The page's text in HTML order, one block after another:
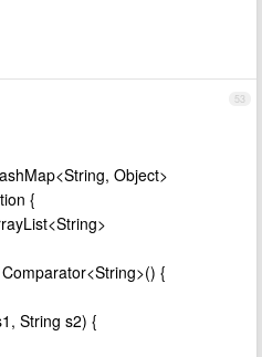
53
Object>
{
{
String s2) {